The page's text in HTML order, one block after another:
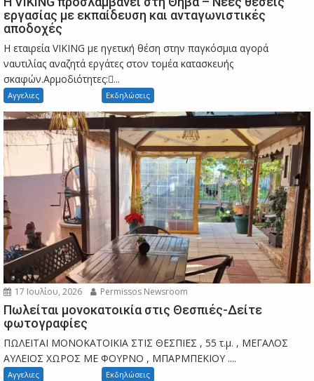
εργασίας με εκπαίδευση και ανταγωνιστικές
αποδοχές
Η εταιρεία VIKING με ηγετική θέση στην παγκόσμια αγορά
ναυτιλίας αναζητά εργάτες στον τομέα κατασκευής
σκαφών.Αρμοδιότητες:...
Αγγελιες Εκδηλώσεις
17 Ιουλίου, 2026 Permissos Newsroom
Πωλείται μονοκατοικία στις Θεσπιές-Δείτε
φωτογραφίες
ΠΩΛΕΙΤΑΙ ΜΟΝΟΚΑΤΟΙΚΙΑ ΣΤΙΣ ΘΕΣΠΙΕΣ , 55 τ.μ. , ΜΕΓΑΛΟΣ
ΑΥΛΕΙΟΣ ΧΩΡΟΣ ΜΕ ΦΟΥΡΝΟ , ΜΠΑΡΜΠΕΚΙΟΥ ....
Αγγελιες Εκδηλώσεις